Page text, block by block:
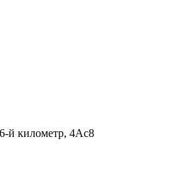
й километр, 4Ас8